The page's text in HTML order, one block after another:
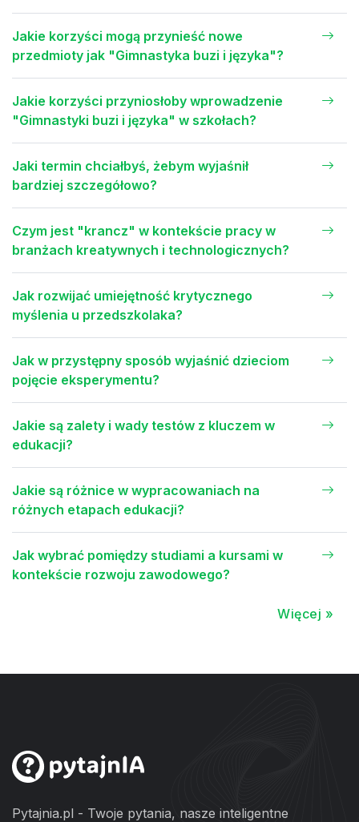
Jakie korzyści mogą przynieść nowe
przedmioty jak "Gimnastyka buzi i języka"?
Jakie korzyści przyniosłoby wprowadzenie
"Gimnastyki buzi i języka" w szkołach?
Jaki termin chciałbyś, żebym wyjaśnił
bardziej szczegółowo?
Czym jest "krancz" w kontekście pracy w
branżach kreatywnych i technologicznych?
Jak rozwijać umiejętność krytycznego
myślenia u przedszkolaka?
Jak w przystępny sposób wyjaśnić dzieciom
pojęcie eksperymentu?
Jakie są zalety i wady testów z kluczem w
edukacji?
Jakie są różnice w wypracowaniach na
różnych etapach edukacji?
Jak wybrać pomiędzy studiami a kursami w
kontekście rozwoju zawodowego?
Więcej »
Pytajnia.pl - Twoje pytania, nasze inteligentne